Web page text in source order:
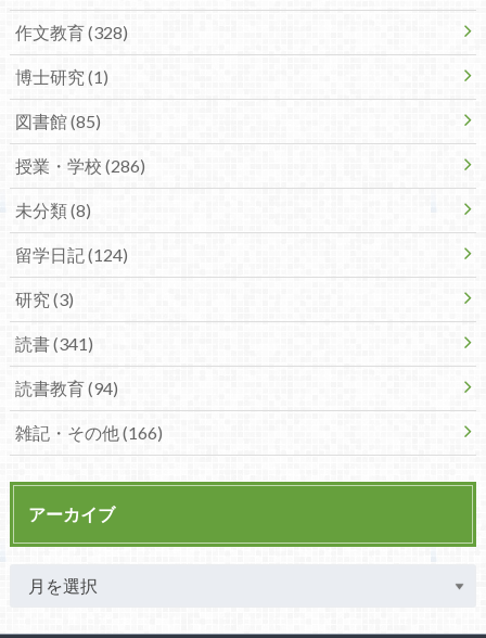
作文教育 (328)
博士研究 (1)
図書館 (85)
授業・学校 (286)
未分類 (8)
留学日記 (124)
研究 (3)
読書 (341)
読書教育 (94)
雑記・その他 (166)
アーカイブ